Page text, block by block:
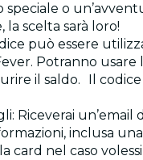
o
la scelta sarà loro!
può essere
Potranno usare
il saldo. Il codice
Riceverai un’email
inclusa
card nel caso